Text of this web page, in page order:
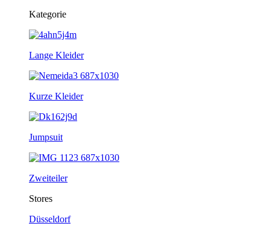
Kategorie
Lange Kleider
Kurze Kleider
Jumpsuit
Zweiteiler
Stores
Düsseldorf